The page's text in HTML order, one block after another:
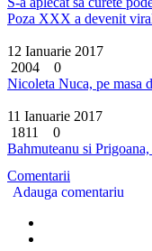
Poza XXX a devenit
12 Ianuarie 2017
2004
0
Nicoleta Nuca, pe masa
11 Ianuarie 2017
1811
0
Bahmuteanu si
Comentarii
Adauga comentariu